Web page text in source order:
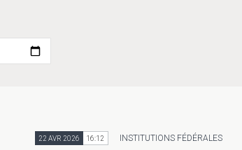
22 AVR 2026 16:12 INSTITUTIONS FÉDÉRALES